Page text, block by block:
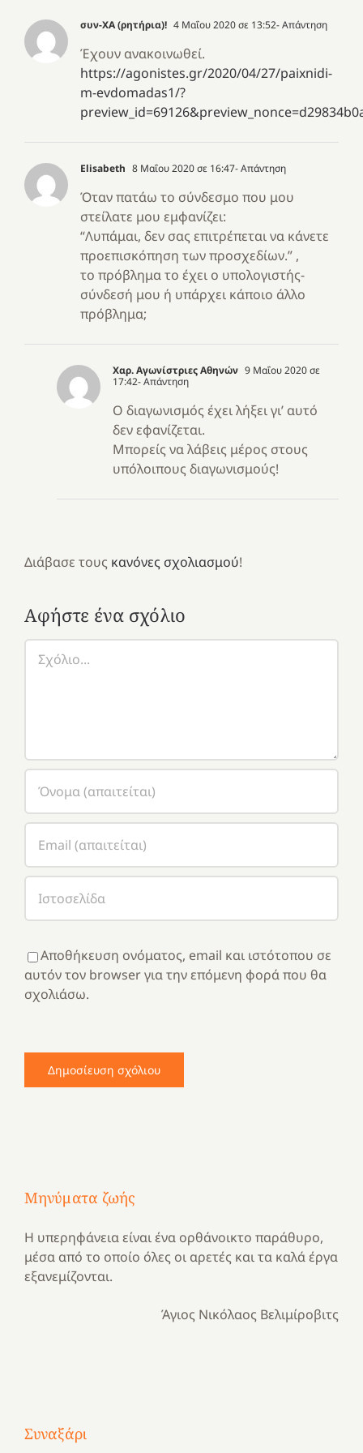
συν-ΧΑ (ρητήρια)! 4 Μαΐου 2020 σε 13:52- Απάντηση
Έχουν ανακοινωθεί.
https://agonistes.gr/2020/04/27/paixnidi-
m-evdomadas1/?
Elisabeth 8 Μαΐου 2020 σε 16:47- Απάντηση
Όταν πατάω το σύνδεσμο που μου
στείλατε μου εμφανίζει:
“Λυπάμαι, δεν σας επιτρέπεται να κάνετε
προεπισκόπηση των προσχεδίων.” ,
το πρόβλημα το έχει ο υπολογιστής-
σύνδεσή μου ή υπάρχει κάποιο άλλο
πρόβλημα;
Χαρ. Αγωνίστριες Αθηνών 9 Μαΐου 2020 σε
17:42- Απάντηση
Ο διαγωνισμός έχει λήξει γι’ αυτό
δεν εφανίζεται.
Μπορείς να λάβεις μέρος στους
υπόλοιπους διαγωνισμούς!
Διάβασε τους κανόνες σχολιασμού!
Αφήστε ένα σχόλιο
Αποθήκευση ονόματος, email και ιστότοπου σε
αυτόν τον browser για την επόμενη φορά που θα
σχολιάσω.
Μηνύματα ζωής
Η υπερηφάνεια είναι ένα ορθάνοικτο παράθυρο,
μέσα από το οποίο όλες οι αρετές και τα καλά έργα
εξανεμίζονται.
Άγιος Νικόλαος Βελιμίροβιτς
Συναξάρι
χρονιά
καρδιά
στιγμές